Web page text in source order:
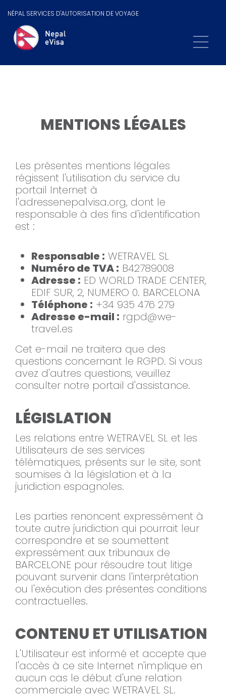
NÉPAL SERVICES D'AUTORISATION DE VOYAGE
MENTIONS LÉGALES
Les présentes mentions légales
régissent l'utilisation du service du
portail Internet à
l'adressenepalvisa.org, dont le
responsable à des fins d'identification
est :
Responsable : WETRAVEL SL
Numéro de TVA : B42789008
Adresse : ED WORLD TRADE CENTER,
EDIF SUR, 2, NUMERO 0. BARCELONA
Téléphone : +34 935 476 279
Adresse e-mail : rgpd@we-
travel.es
Cet e-mail ne traitera que des
questions concernant le RGPD. Si vous
avez d'autres questions, veuillez
consulter notre portail d'assistance.
LÉGISLATION
Les relations entre WETRAVEL SL et les
Utilisateurs de ses services
télématiques, présents sur le site, sont
soumises à la législation et à la
juridiction espagnoles.
Les parties renoncent expressément à
toute autre juridiction qui pourrait leur
correspondre et se soumettent
expressément aux tribunaux de
BARCELONE pour résoudre tout litige
pouvant survenir dans l'interprétation
ou l'exécution des présentes conditions
contractuelles.
CONTENU ET UTILISATION
L'Utilisateur est informé et accepte que
l'accès à ce site Internet n'implique en
aucun cas le début d'une relation
commerciale avec WETRAVEL SL.